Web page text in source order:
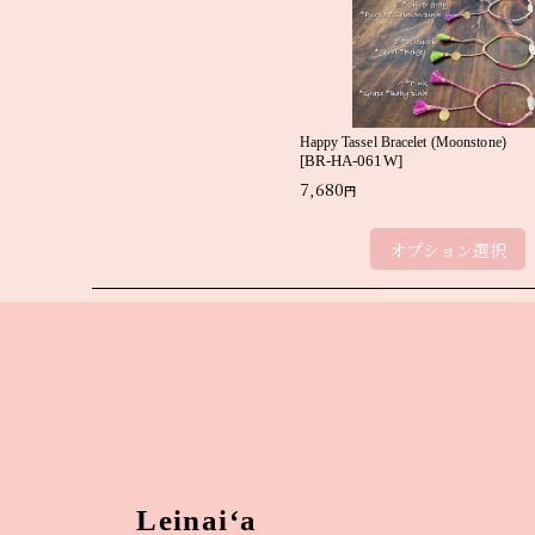
Happy Tassel Bracelet (Moonstone)
[BR-HA-061W]
7,680円
オプション選択
Leinai‘a